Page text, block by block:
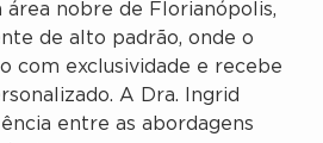
área nobre de Florianópolis,
de alto padrão, onde o
com exclusividade e recebe
A Dra. Ingrid
entre as abordagens